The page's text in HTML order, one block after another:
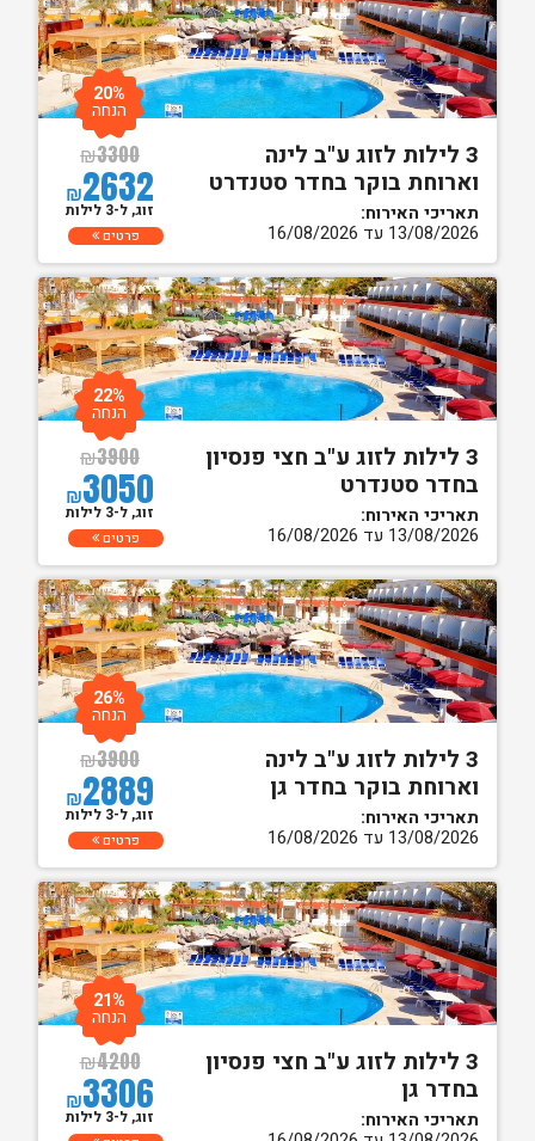
3 לילות לזוג ע"ב לינה
וארוחת בוקר בחדר סטנדרט
תאריכי האירוח:
13/08/2026 עד 16/08/2026
₪3300
₪2632
20%
הנחה
זוג, ל-3 לילות
פרטים
3 לילות לזוג ע"ב חצי פנסיון
בחדר סטנדרט
תאריכי האירוח:
13/08/2026 עד 16/08/2026
₪3900
₪3050
22%
הנחה
זוג, ל-3 לילות
פרטים
3 לילות לזוג ע"ב לינה
וארוחת בוקר בחדר גן
תאריכי האירוח:
13/08/2026 עד 16/08/2026
₪3900
₪2889
26%
הנחה
זוג, ל-3 לילות
פרטים
3 לילות לזוג ע"ב חצי פנסיון
בחדר גן
תאריכי האירוח:
₪4200
₪3306
21%
הנחה
זוג, ל-3 לילות